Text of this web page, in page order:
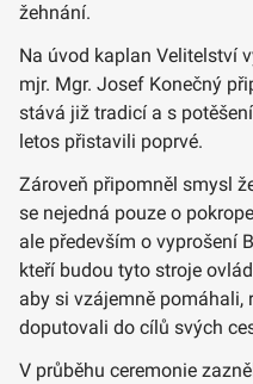
žehnání.
Na úvod kaplan Velitelství
mjr. Mgr. Josef Konečný
stává již tradicí a s
letos přistavili poprvé.
Zároveň připomněl smysl
se nejedná pouze o
ale především o vyprošení
kteří budou tyto stroje
aby si vzájemně
doputovali do cílů svých
V průběhu ceremonie